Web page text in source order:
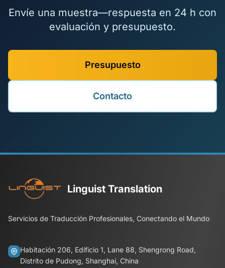
Envíe una muestra—respuesta en 24 h con
evaluación y presupuesto.
Presupuesto
Contacto
Linguist Translation
Servicios de Traducción Profesionales, Conectando el Mundo
Habitación 206, Edificio 1, Lane 88, Shengrong Road,
Distrito de Pudong, Shanghai, China